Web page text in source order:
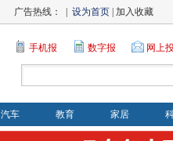
广告热线： | 设为首页 | 加入收藏
手机报 数字报 网上
汽车 教育 家居